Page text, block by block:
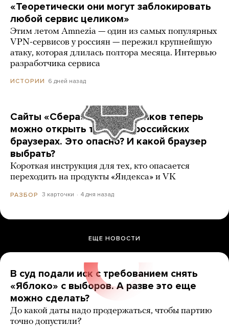
«Теоретически они могут заблокировать
любой сервис целиком»
Этим летом Amnezia — один из самых популярных
VPN-сервисов у россиян — пережил крупнейшую
атаку, которая длилась полтора месяца. Интервью
разработчика сервиса
ИСТОРИИ 6 дней назад
Сайты «Сбера» и других банков теперь
можно открыть только в российских
браузерах. Это опасно? И какой браузер
выбрать?
Короткая инструкция для тех, кто опасается
переходить на продукты «Яндекса» и VK
РАЗБОР 3 карточки 4 дня назад
ЕЩЕ НОВОСТИ
В суд подали иск с требованием снять
«Яблоко» с выборов. А разве это еще
можно сделать?
До какой даты надо продержаться, чтобы партию
точно допустили?